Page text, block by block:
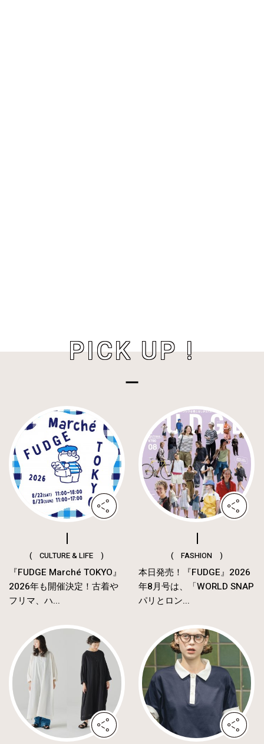
PICK UP !
( CULTURE & LIFE )
『FUDGE Marché TOKYO』
2026年も開催決定！古着や
フリマ、ハ...
( FASHION )
本日発売！『FUDGE』2026
年8月号は、「WORLD SNAP
パリとロン...